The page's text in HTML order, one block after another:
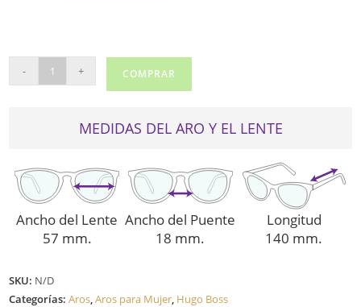
1421
- + COMPRAR
MEDIDAS DEL ARO Y EL LENTE
Ancho del Lente
57 mm.
Ancho del Puente
18 mm.
Longitud
140 mm.
SKU: N/D
Categorías:Aros,Aros para Mujer, Hugo Boss